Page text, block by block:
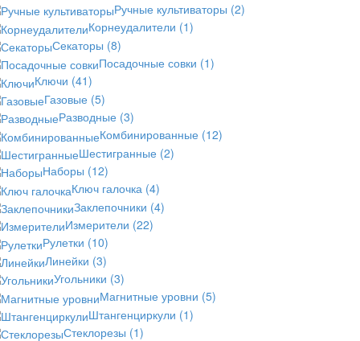
Ручные культиваторы (2)
Корнеудалители (1)
Секаторы (8)
Посадочные совки (1)
Ключи (41)
Газовые (5)
Разводные (3)
Комбинированные (12)
Шестигранные (2)
Наборы (12)
Ключ галочка (4)
Заклепочники (4)
Измерители (22)
Рулетки (10)
Линейки (3)
Угольники (3)
Магнитные уровни (5)
Штангенциркули (1)
Стеклорезы (1)